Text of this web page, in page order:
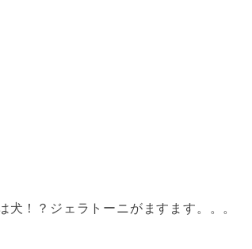
！？ジェラトーニがますます。。。